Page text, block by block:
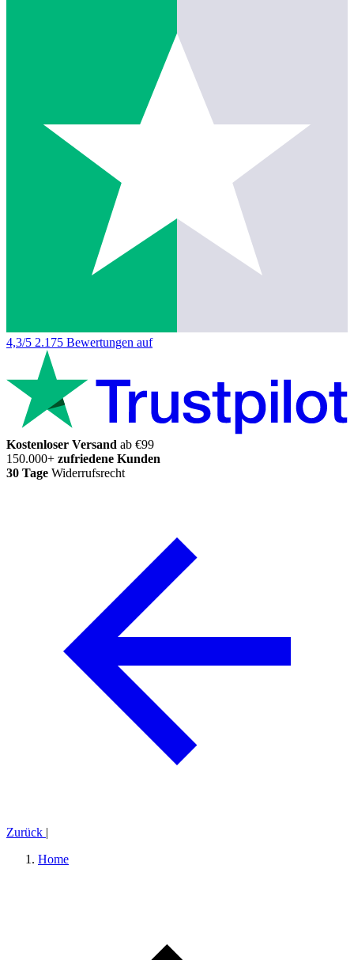
4,3/5 2.175 Bewertungen auf
Kostenloser Versand ab €99
150.000+ zufriedene Kunden
30 Tage Widerrufsrecht
Zurück |
Home